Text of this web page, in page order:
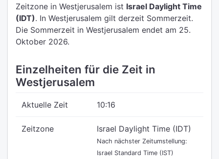
Zeitzone in Westjerusalem ist Israel Daylight Time
(IDT). In Westjerusalem gilt derzeit Sommerzeit.
Die Sommerzeit in Westjerusalem endet am 25.
Oktober 2026.
Einzelheiten für die Zeit in
Westjerusalem
Aktuelle Zeit 10:16
Zeitzone Israel Daylight Time (IDT)
Nach nächster Zeitumstellung:
Israel Standard Time (IST)